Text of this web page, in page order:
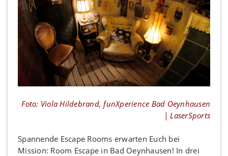
Foto: Viola Hildebrand, funXperience Bad Oeynhausen
| LaserSports
Spannende Escape Rooms erwarten Euch bei
Mission: Room Escape in Bad Oeynhausen! In drei